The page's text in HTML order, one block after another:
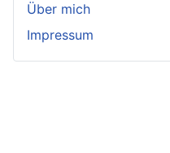
Über mich
Impressum